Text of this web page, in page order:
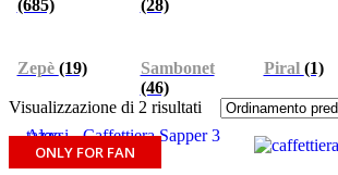
(685)
(28)
Zepè (19)
Sambonet
(46)
Piral (1)
Visualizzazione di 2 risultati
ONLY FOR FAN